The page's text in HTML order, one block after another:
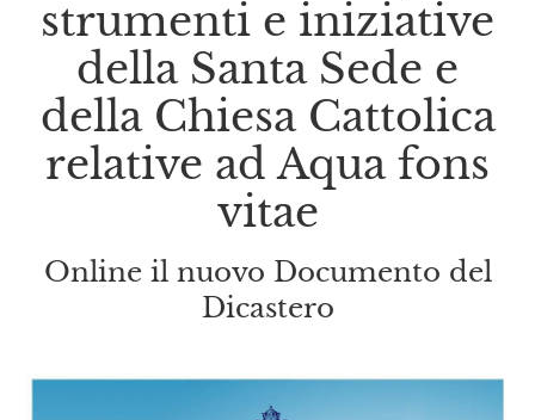
strumenti e iniziative
della Santa Sede e
della Chiesa Cattolica
relative ad Aqua fons
vitae
Online il nuovo Documento del
Dicastero